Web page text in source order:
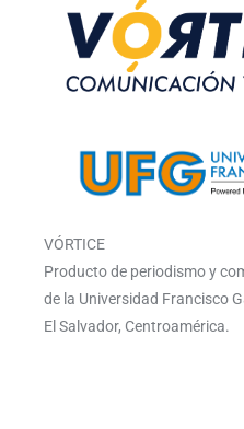
VÓRTICE
Producto de periodismo y
de la Universidad Francisco
El Salvador, Centroamérica.